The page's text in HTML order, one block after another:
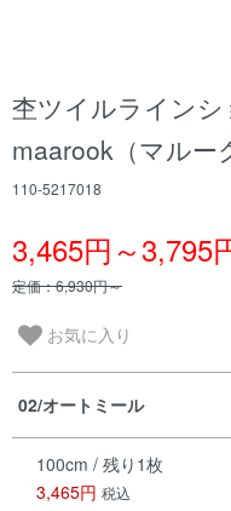
杢ツイルライン
maarook（マルー
110-5217018
3,465円～3,795
定価：6,930円～
お気に入り
02/オートミール
100cm / 残り1枚
3,465円 税込